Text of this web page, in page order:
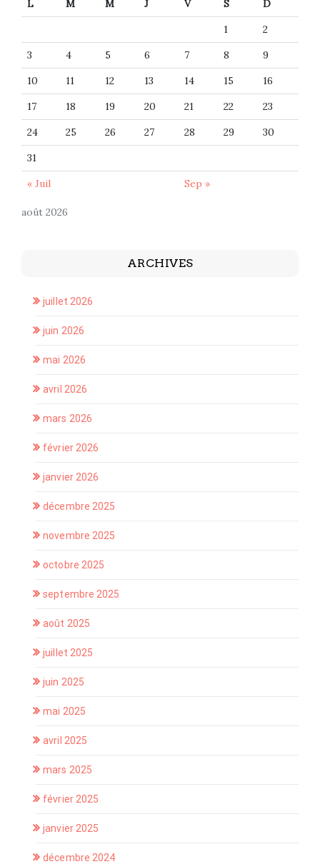
août 2026
L M M J V S
D
1
2
3
4 5 6 7 8
9
10
11 12 13 14 15
16
17
18 19 20 21 22
23
24
25 26 27 28 29
30
31
« Juil
Sep »
ARCHIVES
juillet 2026
juin 2026
mai 2026
avril 2026
mars 2026
février 2026
janvier 2026
décembre 2025
novembre 2025
octobre 2025
septembre 2025
août 2025
juillet 2025
juin 2025
mai 2025
avril 2025
mars 2025
février 2025
janvier 2025
décembre 2024